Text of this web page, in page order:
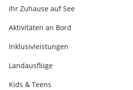
Ihr Zuhause auf See
Aktivitäten an Bord
Inklusivleistungen
Landausflüge
Kids & Teens